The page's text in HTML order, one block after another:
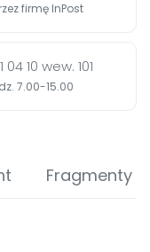
firmę InPost
04 10 wew. 101
7.00-15.00
Fragmenty